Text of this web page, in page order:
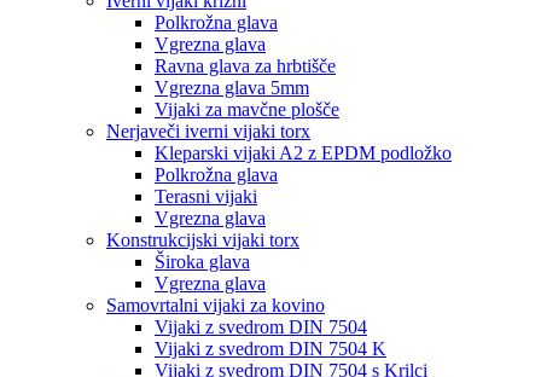
Polkrožna glava
Vgrezna glava
Ravna glava za hrbtišče
Vgrezna glava 5mm
Vijaki za mavčne plošče
Nerjaveči iverni vijaki torx
Kleparski vijaki A2 z EPDM podložko
Polkrožna glava
Terasni vijaki
Vgrezna glava
Konstrukcijski vijaki torx
Široka glava
Vgrezna glava
Samovrtalni vijaki za kovino
Vijaki z svedrom DIN 7504
Vijaki z svedrom DIN 7504 K
Vijaki z svedrom DIN 7504 s Krilci